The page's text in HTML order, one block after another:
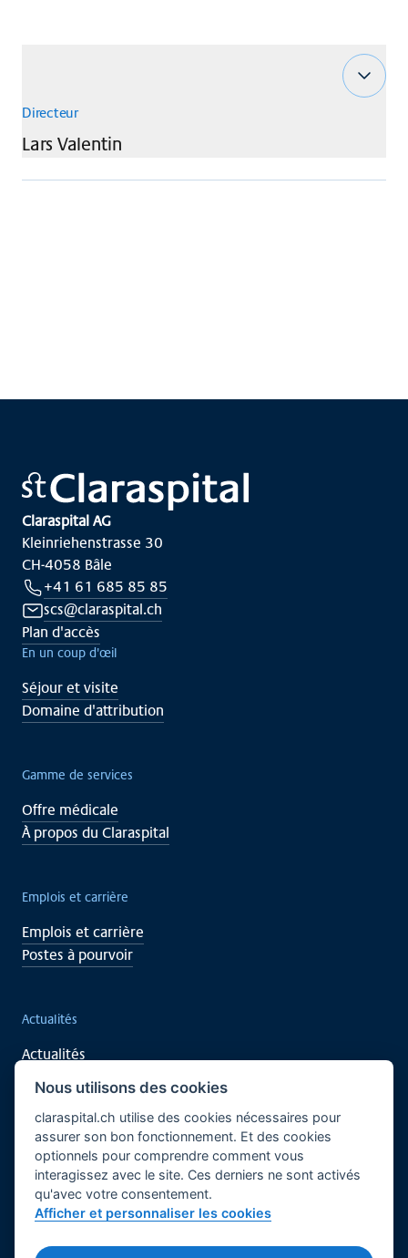
Directeur
Lars Valentin
Claraspital AG
Kleinriehenstrasse 30
CH-4058 Bâle
+41 61 685 85 85
scs@claraspital.ch
Plan d'accès
En un coup d'œil
Séjour et visite
Domaine d'attribution
Gamme de services
Offre médicale
À propos du Claraspital
Emplois et carrière
Emplois et carrière
Postes à pourvoir
Actualités
Actualités
Événements
Soutenez vous aussi
Recherche clinique
Centre de rencontre CURA
Nous utilisons des cookies
claraspital.ch utilise des cookies nécessaires pour
assurer son bon fonctionnement. Et des cookies
optionnels pour comprendre comment vous
interagissez avec le site. Ces derniers ne sont activés
qu'avec votre consentement.
Afficher et personnaliser les cookies